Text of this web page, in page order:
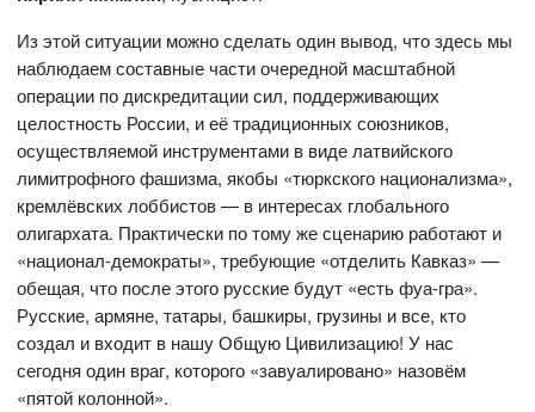
Из этой ситуации можно сделать один вывод, что здесь мы
наблюдаем составные части очередной масштабной
операции по дискредитации сил, поддерживающих
целостность России, и её традиционных союзников,
осуществляемой инструментами в виде латвийского
лимитрофного фашизма, якобы «тюркского национализма»,
кремлёвских лоббистов — в интересах глобального
олигархата. Практически по тому же сценарию работают и
«национал-демократы», требующие «отделить Кавказ» —
обещая, что после этого русские будут «есть фуа-гра».
Русские, армяне, татары, башкиры, грузины и все, кто
создал и входит в нашу Общую Цивилизацию! У нас
сегодня один враг, которого «завуалировано» назовём
«пятой колонной».